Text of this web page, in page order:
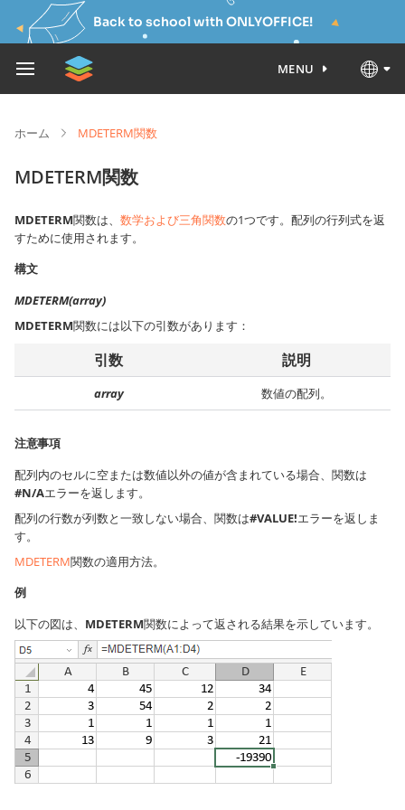
Back to school with ONLYOFFICE!
MENU
ホーム MDETERM関数
MDETERM関数
MDETERM関数は、 数学および三角関数の1つです。配列の行列式を返
すために使用されます。
構文
MDETERM(array)
MDETERM関数には以下の引数があります：
引数 説明
array 数値の配列。
注意事項
配列内のセルに空または数値以外の値が含まれている場合、関数は
#N/Aエラーを返します。
配列の行数が列数と一致しない場合、関数は#VALUE!エラーを返しま
す。
MDETERM関数の適用方法。
例
以下の図は、 MDETERM関数によって返される結果を示しています。